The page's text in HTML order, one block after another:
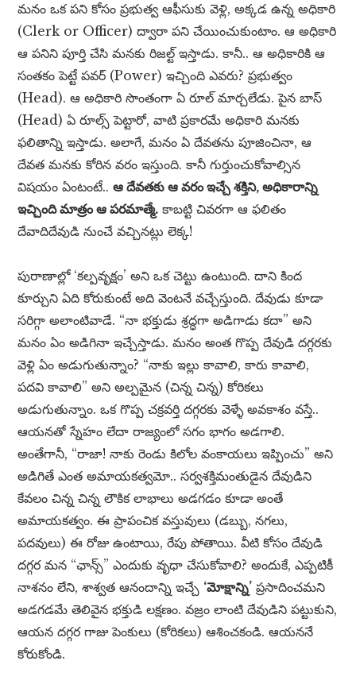
మనం ఒక పని కోసం ప్రభుత్వ ఆఫీసుకు వెళ్లి, అక్కడ ఉన్న అధికారి
(Clerk or Officer) ద్వారా పని చేయించుకుంటాం. ఆ అధికారి
ఆ పనిని పూర్తి చేసి మనకు రిజల్ట్ ఇస్తాడు. కానీ.. ఆ అధికారికి ఆ
సంతకం పెట్టే పవర్ (Power) ఇచ్చింది ఎవరు? ప్రభుత్వం
(Head). ఆ అధికారి సొంతంగా ఏ రూల్ మార్చలేడు. పైన బాస్
(Head) ఏ రూల్స్ పెట్టారో, వాటి ప్రకారమే అధికారి మనకు
ఫలితాన్ని ఇస్తాడు. అలాగే, మనం ఏ దేవతను పూజించినా, ఆ
దేవత మనకు కోరిన వరం ఇస్తుంది. కానీ గుర్తుంచుకోవాల్సిన
విషయం ఏంటంటే..ఆ దేవతకు ఆ వరం ఇచ్చే శక్తిని, అధికారాన్ని
ఇచ్చింది మాత్రం ఆ పరమాత్మే. కాబట్టి చివరగా ఆ ఫలితం
దేవాదిదేవుడి నుంచే వచ్చినట్లు లెక్క!
పురాణాల్లో ‘కల్పవృక్షం’ అని ఒక చెట్టు ఉంటుంది. దాని కింద
కూర్చుని ఏది కోరుకుంటే అది వెంటనే వచ్చేస్తుంది. దేవుడు కూడా
సరిగ్గా అలాంటివాడే. “నా భక్తుడు శ్రద్ధగా అడిగాడు కదా” అని
మనం ఏం అడిగినా ఇచ్చేస్తాడు. మనం అంత గొప్ప దేవుడి దగ్గరకు
వెళ్లి ఏం అడుగుతున్నాం? “నాకు ఇల్లు కావాలి, కారు కావాలి,
పదవి కావాలి” అని అల్పమైన (చిన్న చిన్న) కోరికలు
అడుగుతున్నాం. ఒక గొప్ప చక్రవర్తి దగ్గరకు వెళ్ళే అవకాశం వస్తే..
ఆయనతో స్నేహం లేదా రాజ్యంలో సగం భాగం అడగాలి.
అంతేగానీ, “రాజా! నాకు రెండు కిలోల వంకాయలు ఇప్పించు” అని
అడిగితే ఎంత అమాయకత్వమో.. సర్వశక్తిమంతుడైన దేవుడిని
కేవలం చిన్న చిన్న లౌకిక లాభాలు అడగడం కూడా అంతే
అమాయకత్వం. ఈ ప్రాపంచిక వస్తువులు (డబ్బు, నగలు,
పదవులు) ఈ రోజు ఉంటాయి, రేపు పోతాయి. వీటి కోసం దేవుడి
దగ్గర మన “ఛాన్స్” ఎందుకు వృధా చేసుకోవాలి? అందుకే, ఎప్పటికీ
నాశనం లేని, శాశ్వత ఆనందాన్ని ఇచ్చే ‘మోక్షాన్ని’ ప్రసాదించమని
అడగడమే తెలివైన భక్తుడి లక్షణం. వజ్రం లాంటి దేవుడిని పట్టుకుని,
ఆయన దగ్గర గాజు పెంకులు (కోరికలు) ఆశించకండి. ఆయననే
కోరుకోండి.